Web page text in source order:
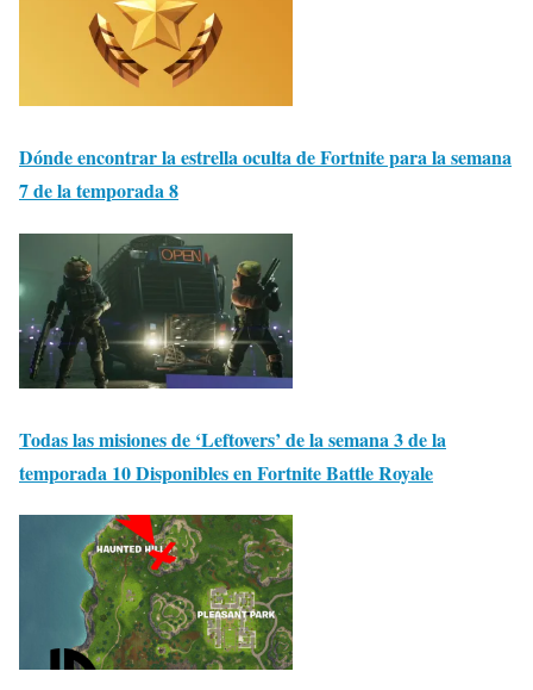
Dónde encontrar la estrella oculta de Fortnite para la semana
7 de la temporada 8
Todas las misiones de ‘Leftovers’ de la semana 3 de la
temporada 10 Disponibles en Fortnite Battle Royale